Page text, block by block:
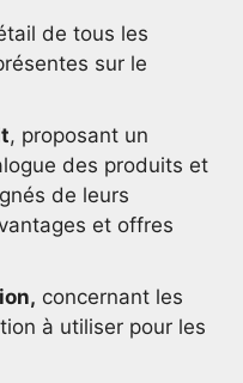
de tous les
sur le
, proposant un
des produits et
de leurs
et offres
concernant les
à utiliser pour les